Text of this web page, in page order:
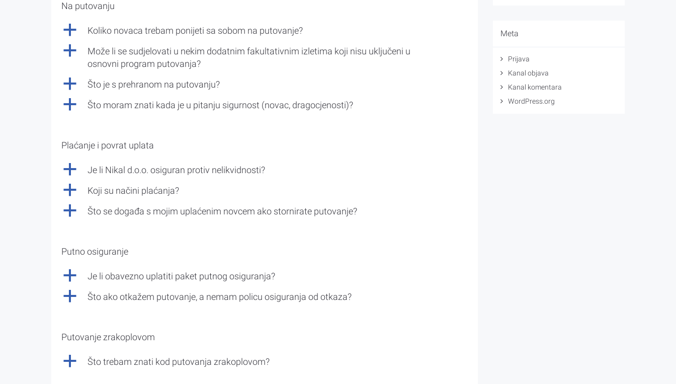
Na putovanju
a Koliko novaca trebam ponijeti sa sobom na putovanje?
a
Može li se sudjelovati u nekim dodatnim fakultativnim izletima koji nisu uključeni u
osnovni program putovanja?
a Što je s prehranom na putovanju?
a Što moram znati kada je u pitanju sigurnost (novac, dragocjenosti)?
Plaćanje i povrat uplata
a Je li Nikal d.o.o. osiguran protiv nelikvidnosti?
a Koji su načini plaćanja?
a Što se događa s mojim uplaćenim novcem ako stornirate putovanje?
Putno osiguranje
a Je li obavezno uplatiti paket putnog osiguranja?
a Što ako otkažem putovanje, a nemam policu osiguranja od otkaza?
Putovanje zrakoplovom
a Što trebam znati kod putovanja zrakoplovom?
Meta
Prijava
Kanal objava
Kanal komentara
WordPress.org